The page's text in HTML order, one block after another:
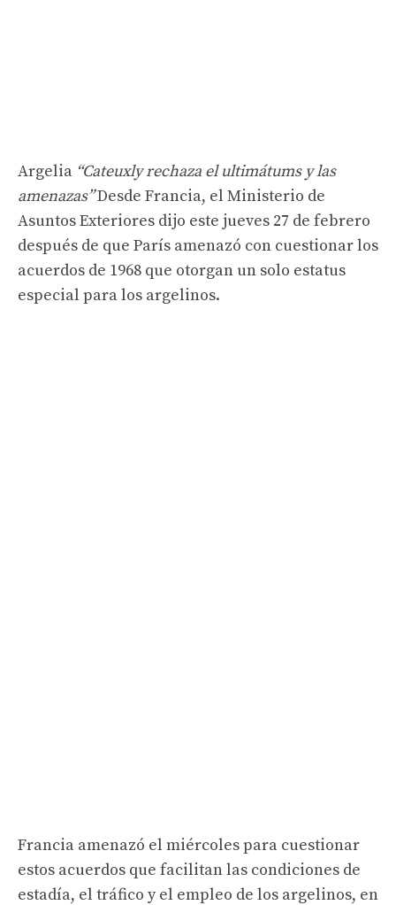
Argelia “Cateuxly rechaza el ultimátums y las
amenazas”Desde Francia, el Ministerio de
Asuntos Exteriores dijo este jueves 27 de febrero
después de que París amenazó con cuestionar los
acuerdos de 1968 que otorgan un solo estatus
especial para los argelinos.
Francia amenazó el miércoles para cuestionar
estos acuerdos que facilitan las condiciones de
estadía, el tráfico y el empleo de los argelinos, en